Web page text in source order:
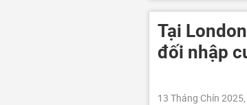
Tại
đối nhập
13 Tháng Chín